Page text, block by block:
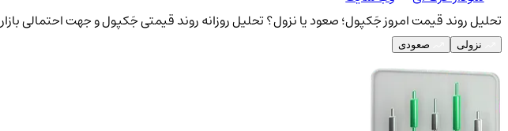
تحلیل روند قیمت امروز جَکپول؛ صعود یا نزول؟تحلیل روزانه روند قیمتی جَکپول و جهت احتمالی بازار
نزولی صعودی